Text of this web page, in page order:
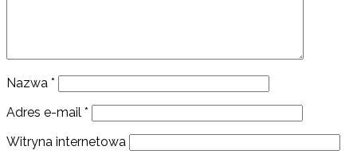
Nazwa *
Adres e-mail *
Witryna internetowa